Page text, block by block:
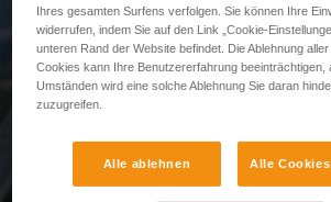
Nutzen Sie unser Tool zur
Sturzraumberechnung
ZUR BERECHNUNG DES STURZRAUMES
Ihres gesamten Surfens verfolgen. Sie können Ihre
widerrufen, indem Sie auf den Link „Cookie-
unteren Rand der Website befindet. Die Ablehnung
Cookies kann Ihre Benutzererfahrung beeinträchtigen,
Umständen wird eine solche Ablehnung Sie daran
zuzugreifen.
Alle ablehnen Alle